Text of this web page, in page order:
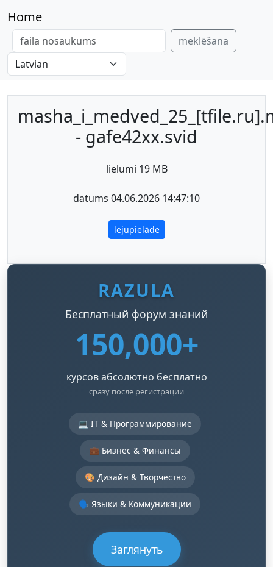
Home
meklēšana
- gafe42xx.svid
lielumi 19 MB
datums 04.06.2026 14:47:10
lejupielāde
RAZULA
Бесплатный форум знаний
150,000+
курсов абсолютно бесплатно
сразу после регистрации
💻 IT & Программирование
💼 Бизнес & Финансы
🎨 Дизайн & Творчество
🗣️ Языки & Коммуникации
Заглянуть